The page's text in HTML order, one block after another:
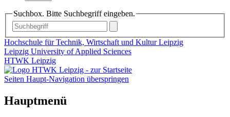
Suchbox. Bitte Suchbegriff eingeben.
Hochschule für Technik, Wirtschaft und Kultur Leipzig
Leipzig University of Applied Sciences
HTWK Leipzig
Seiten Haupt-Navigation überspringen
Hauptmenü